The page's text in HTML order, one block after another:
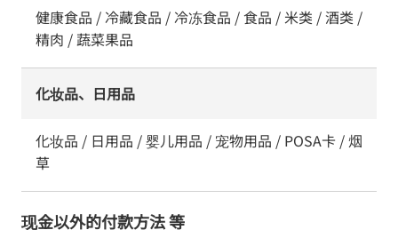
健康食品 / 冷藏食品 / 冷冻食品 / 食品 / 米类 / 酒类 /
精肉 / 蔬菜果品
化妆品、日用品
化妆品 / 日用品 / 婴儿用品 / 宠物用品 / POSA卡 / 烟
草
现金以外的付款方法 等